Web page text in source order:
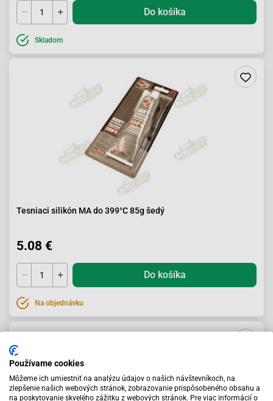
Do košíka
Skladom
Tesniaci silikón MA do 399°C 85g šedý
5.08 €
Do košíka
Na objednávku
Používame cookies
Môžeme ich umiestniť na analýzu údajov o našich návštevníkoch, na
zlepšenie našich webových stránok, zobrazovanie prispôsobeného obsahu a
na poskytovanie skvelého zážitku z webových stránok. Pre viac informácií o